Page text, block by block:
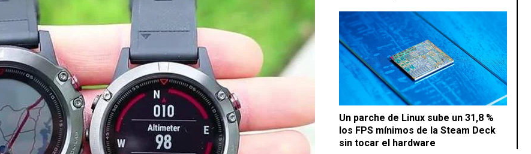
Un parche de Linux sube un 31,8 %
los FPS mínimos de la Steam Deck
sin tocar el hardware